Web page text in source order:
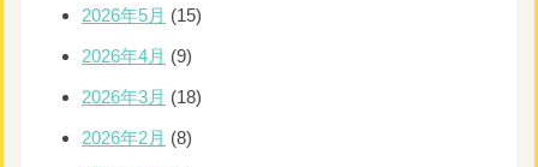
2026年5月 (15)
2026年4月 (9)
2026年3月 (18)
2026年2月 (8)